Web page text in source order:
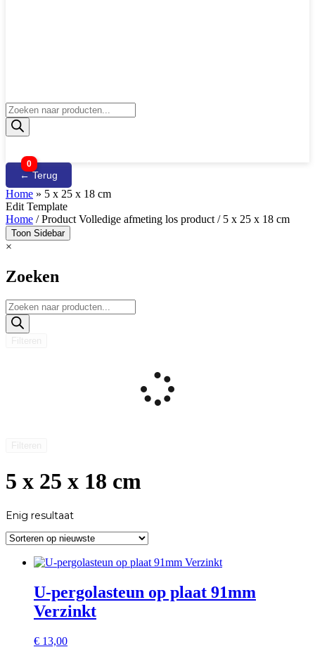
Producten
zoeken
0
← Terug
Home » 5 x 25 x 18 cm
Edit Template
Home / Product Volledige afmeting los product / 5 x 25 x 18 cm
Toon Sidebar
×
Zoeken
Producten
zoeken
5 x 25 x 18 cm
Enig resultaat
U-pergolasteun op plaat 91mm
Verzinkt
€ 13,00